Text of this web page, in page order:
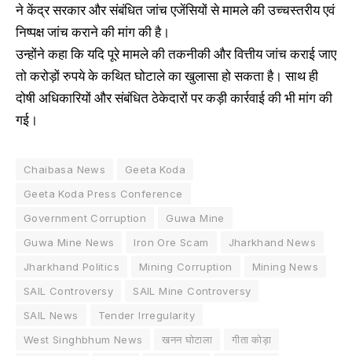
ने केंद्र सरकार और संबंधित जांच एजेंसियों से मामले की उच्चस्तरीय एवं
निष्पक्ष जांच कराने की मांग की है।
उन्होंने कहा कि यदि पूरे मामले की तकनीकी और वित्तीय जांच कराई जाए
तो करोड़ों रुपये के कथित घोटाले का खुलासा हो सकता है। साथ ही
दोषी अधिकारियों और संबंधित ठेकेदारों पर कड़ी कार्रवाई की भी मांग की
गई।
Chaibasa News
Geeta Koda
Geeta Koda Press Conference
Government Corruption
Guwa Mine
Guwa Mine News
Iron Ore Scam
Jharkhand News
Jharkhand Politics
Mining Corruption
Mining News
SAIL Controversy
SAIL Mine Controversy
SAIL News
Tender Irregularity
West Singhbhum News
खनन घोटाला
गीता कोड़ा